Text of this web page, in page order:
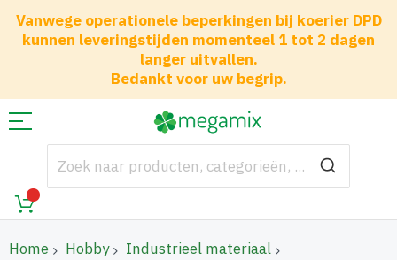
Vanwege operationele beperkingen bij koerier DPD
kunnen leveringstijden momenteel 1 tot 2 dagen
langer uitvallen.
Bedankt voor uw begrip.
Home Hobby
Industrieel materiaal